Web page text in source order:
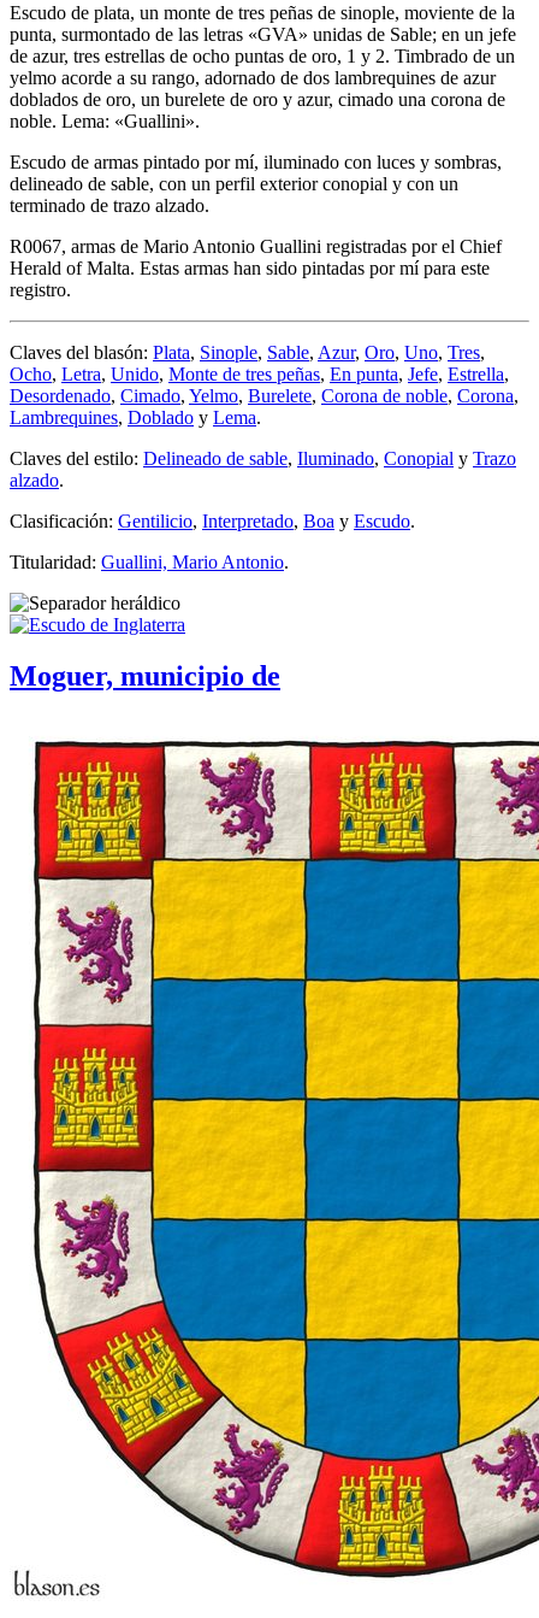
Escudo de plata, un monte de tres peñas de sinople, moviente de la
punta, surmontado de las letras «GVA» unidas de Sable; en un jefe
de azur, tres estrellas de ocho puntas de oro, 1 y 2. Timbrado de un
yelmo acorde a su rango, adornado de dos lambrequines de azur
doblados de oro, un burelete de oro y azur, cimado una corona de
noble. Lema: «Guallini».
Escudo de armas pintado por mí, iluminado con luces y sombras,
delineado de sable, con un perfil exterior conopial y con un
terminado de trazo alzado.
R0067, armas de Mario Antonio Guallini registradas por el Chief
Herald of Malta. Estas armas han sido pintadas por mí para este
registro.
Claves del blasón: Plata, Sinople, Sable, Azur, Oro, Uno, Tres,
Ocho, Letra, Unido, Monte de tres peñas, En punta, Jefe, Estrella,
Desordenado, Cimado, Yelmo, Burelete, Corona de noble, Corona,
Lambrequines, Doblado y Lema.
Claves del estilo: Delineado de sable, Iluminado, Conopial y Trazo
alzado.
Clasificación: Gentilicio, Interpretado, Boa y Escudo.
Titularidad: Guallini, Mario Antonio.
Moguer, municipio de